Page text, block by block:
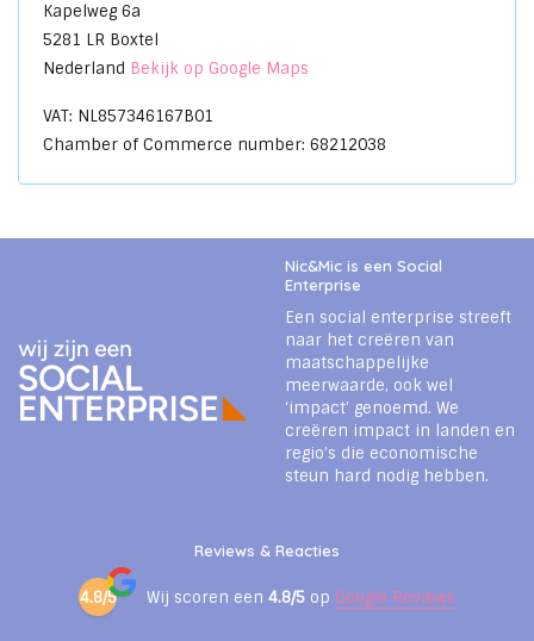
Kapelweg 6a
5281 LR Boxtel
Nederland Bekijk op Google Maps
VAT: NL857346167B01
Chamber of Commerce number: 68212038
Nic&Mic is een Social
Enterprise
Een social enterprise streeft
naar het creëren van
maatschappelijke
meerwaarde, ook wel
‘impact’ genoemd. We
creëren impact in landen en
regio’s die economische
steun hard nodig hebben.
Reviews & Reacties
4.8/5 Wij scoren een 4.8/5 op Google Reviews